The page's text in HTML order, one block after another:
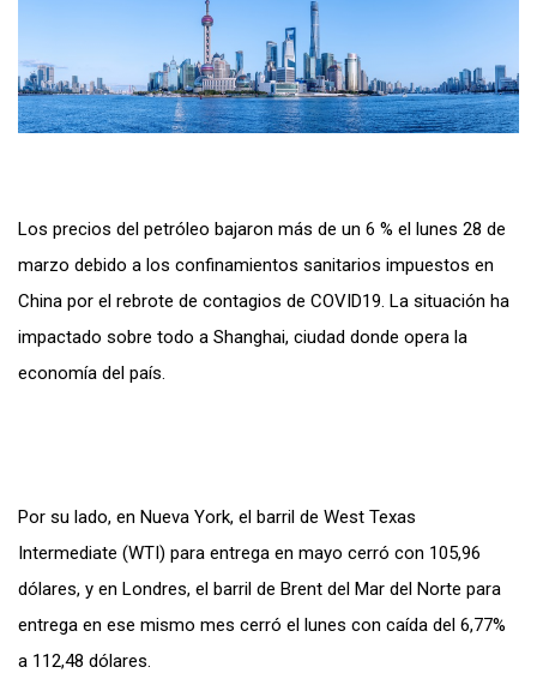
Los precios del petróleo bajaron más de un 6 % el lunes 28 de
marzo debido a los confinamientos sanitarios impuestos en
China por el rebrote de contagios de COVID19. La situación ha
impactado sobre todo a Shanghai, ciudad donde opera la
economía del país.
Por su lado, en Nueva York, el barril de West Texas
Intermediate (WTI) para entrega en mayo cerró con 105,96
dólares, y en Londres, el barril de Brent del Mar del Norte para
entrega en ese mismo mes cerró el lunes con caída del 6,77%
a 112,48 dólares.